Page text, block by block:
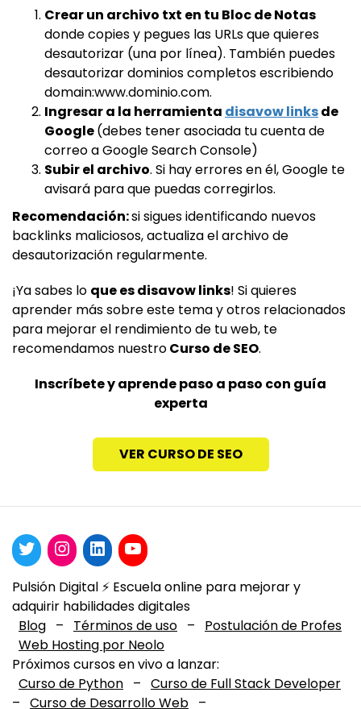
Crear un archivo txt en tu Bloc de Notas
donde copies y pegues las URLs que quieres
desautorizar (una por línea). También puedes
desautorizar dominios completos escribiendo
domain:www.dominio.com.
Ingresar a la herramienta disavow linksde
Google(debes tener asociada tu cuenta de
correo a Google Search Console)
Subir el archivo. Si hay errores en él, Google te
avisará para que puedas corregirlos.
Recomendación:si sigues identificando nuevos
backlinks maliciosos, actualiza el archivo de
desautorización regularmente.
¡Ya sabes lo que es disavow links! Si quieres
aprender más sobre este tema y otros relacionados
para mejorar el rendimiento de tu web, te
recomendamos nuestroCurso de SEO.
Inscríbete y aprende paso a paso con guía
experta
VER CURSO DE SEO
Pulsión Digital ⚡️ Escuela online para mejorar y
adquirir habilidades digitales
Blog – Términos de uso –
Postulación de Profes
Web Hosting por Neolo
Próximos cursos en vivo a lanzar:
Curso de Python – Curso de Full Stack Developer
– Curso de Desarrollo Web –